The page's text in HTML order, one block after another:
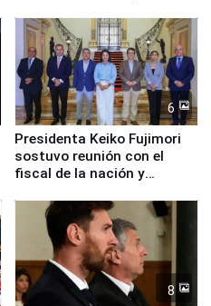
6
Presidenta Keiko Fujimori
sostuvo reunión con el
fiscal de la nación y
8